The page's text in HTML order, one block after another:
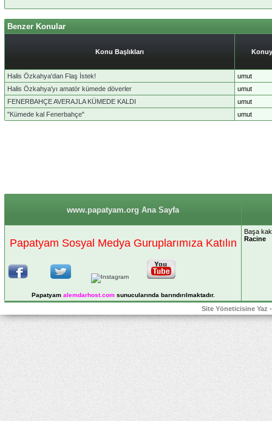
Benzer Konular
Konu Başlıkları
Halis Özkahya'dan Flaş İstek!
umut
Halis Özkahya'yı amatör kümede döverler
umut
FENERBAHÇE AVERAJLA KÜMEDE KALDI
umut
"Kümede kal Fenerbahçe"
umut
www.papatyam.org Ana Sayfa
Papatyam Sosyal Medya Guruplarımıza Katılın
Papatyam alemdarhost.comsunucularında barındırılmaktadır.
Başa
Racine
Site Yöneticisine Yaz